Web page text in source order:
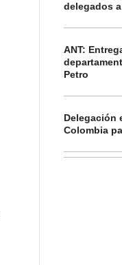
delegados
ANT:
Petro
Delegación
Colombia